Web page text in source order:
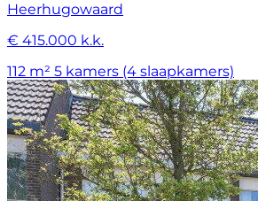
Heerhugowaard
€ 415.000 k.k.
112 m² 5 kamers (4 slaapkamers)